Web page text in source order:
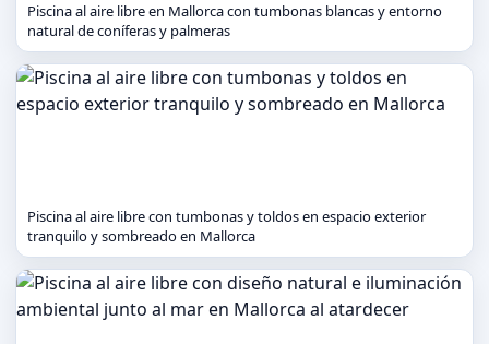
Piscina al aire libre en Mallorca con tumbonas blancas y entorno
natural de coníferas y palmeras
Piscina al aire libre con tumbonas y toldos en espacio exterior
tranquilo y sombreado en Mallorca